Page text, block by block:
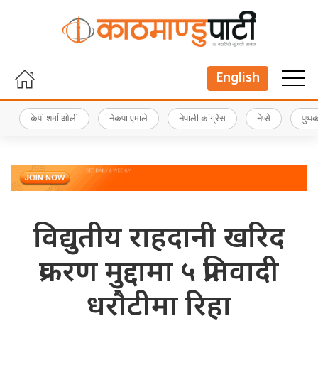
English
केपी शर्मा ओली नेकपा एमाले नेपाली कांग्रेस नेप्से
विद्युतीय राहदानी खरिद
प्रकरण मुद्दामा ५ प्रतिवादी
धरौटीमा रिहा